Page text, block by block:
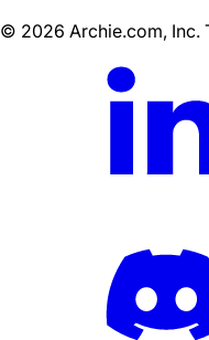
© 2026 Archie.com, Inc.